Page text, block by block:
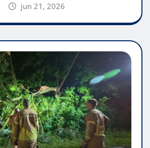
jun 21, 2026